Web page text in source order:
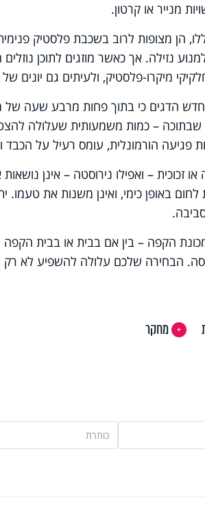
מנייר או קרטון.
הן מצופות לרוב בשכבת פלסטיק פנימית
נזילה. אך כאשר מוזגים לתוכן
מיקרו-פלסטיק, ולעיתים גם יונים
הדגים כי בתוך פחות מרבע שעה של
– כמות משמעותית שעלולה
פגיעה הורמונלית, עומס רעיל על
זכוכית – ואפילו נירוסטה – אינן
באופן כימי, ואינן משנות את טעמו.
הקפה – בין אם בבית או בבית הקפה
הבחירה שלכם עלולה להשפיע לא
מחקר